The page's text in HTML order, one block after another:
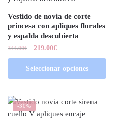
Vestido de novia de corte
princesa con apliques florales
y espalda descubierta
344.00€ 219.00€
Seleccionar opciones
-30%